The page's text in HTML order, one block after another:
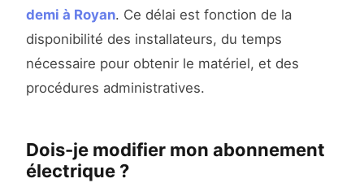
demi à Royan. Ce délai est fonction de la
disponibilité des installateurs, du temps
nécessaire pour obtenir le matériel, et des
procédures administratives.
Dois-je modifier mon abonnement
électrique ?